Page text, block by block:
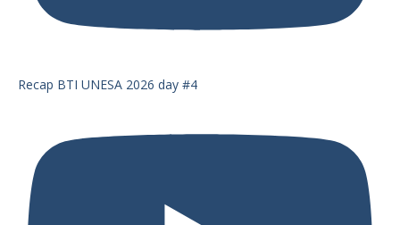
Recap BTI UNESA 2026 day #4